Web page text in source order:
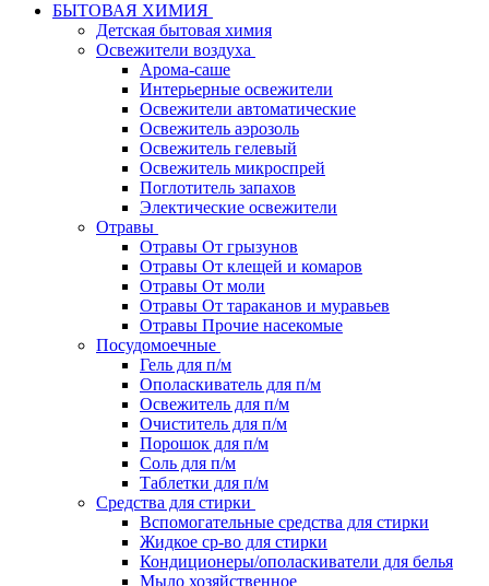
БЫТОВАЯ ХИМИЯ
Детская бытовая химия
Освежители воздуха
Арома-саше
Интерьерные освежители
Освежители автоматические
Освежитель аэрозоль
Освежитель гелевый
Освежитель микроспрей
Поглотитель запахов
Электические освежители
Отравы
Отравы От грызунов
Отравы От клещей и комаров
Отравы От моли
Отравы От тараканов и муравьев
Отравы Прочие насекомые
Посудомоечные
Гель для п/м
Ополаскиватель для п/м
Освежитель для п/м
Очиститель для п/м
Порошок для п/м
Соль для п/м
Таблетки для п/м
Средства для стирки
Вспомогательные средства для стирки
Жидкое ср-во для стирки
Кондиционеры/ополаскиватели для белья
Мыло хозяйственное